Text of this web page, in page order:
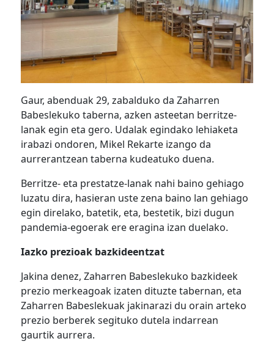
Gaur, abenduak 29, zabalduko da Zaharren
Babeslekuko taberna, azken asteetan berritze-
lanak egin eta gero. Udalak egindako lehiaketa
irabazi ondoren, Mikel Rekarte izango da
aurrerantzean taberna kudeatuko duena.
Berritze- eta prestatze-lanak nahi baino gehiago
luzatu dira, hasieran uste zena baino lan gehiago
egin direlako, batetik, eta, bestetik, bizi dugun
pandemia-egoerak ere eragina izan duelako.
Iazko prezioak bazkideentzat
Jakina denez, Zaharren Babeslekuko bazkideek
prezio merkeagoak izaten dituzte tabernan, eta
Zaharren Babeslekuak jakinarazi du orain arteko
prezio berberek segituko dutela indarrean
gaurtik aurrera.